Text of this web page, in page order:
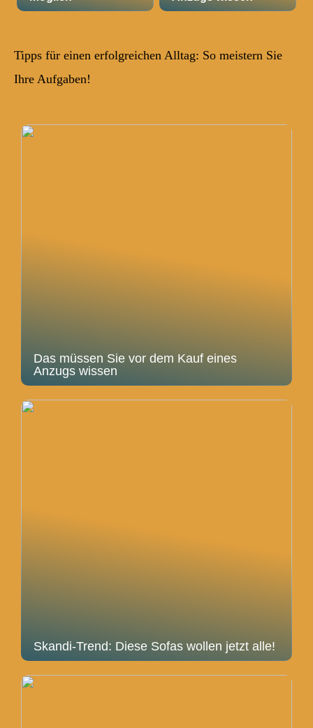
Tipps für einen erfolgreichen Alltag: So meistern Sie
Ihre Aufgaben!
Das müssen Sie vor dem Kauf eines
Anzugs wissen
Skandi-Trend: Diese Sofas wollen jetzt alle!